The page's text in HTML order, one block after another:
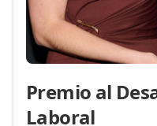
Premio al
Laboral